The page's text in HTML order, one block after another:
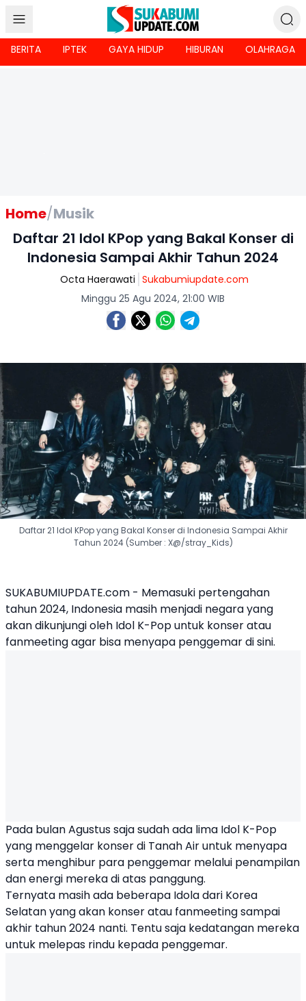
BERITA IPTEK GAYA HIDUP HIBURAN OLAHRAGA
Home/Musik
Daftar 21 Idol KPop yang Bakal Konser di
Indonesia Sampai Akhir Tahun 2024
Octa Haerawati Sukabumiupdate.com
Minggu 25 Agu 2024, 21:00 WIB
Daftar 21 Idol KPop yang Bakal Konser di Indonesia Sampai Akhir
Tahun 2024 (Sumber : X@/stray_Kids)
SUKABUMIUPDATE.com - Memasuki pertengahan
tahun 2024, Indonesia masih menjadi negara yang
akan dikunjungi oleh Idol K-Pop untuk konser atau
fanmeeting agar bisa menyapa penggemar di sini.
Pada bulan Agustus saja sudah ada lima Idol K-Pop
yang menggelar konser di Tanah Air untuk menyapa
serta menghibur para penggemar melalui penampilan
dan energi mereka di atas panggung.
Ternyata masih ada beberapa Idola dari Korea
Selatan yang akan konser atau fanmeeting sampai
akhir tahun 2024 nanti. Tentu saja kedatangan mereka
untuk melepas rindu kepada penggemar.